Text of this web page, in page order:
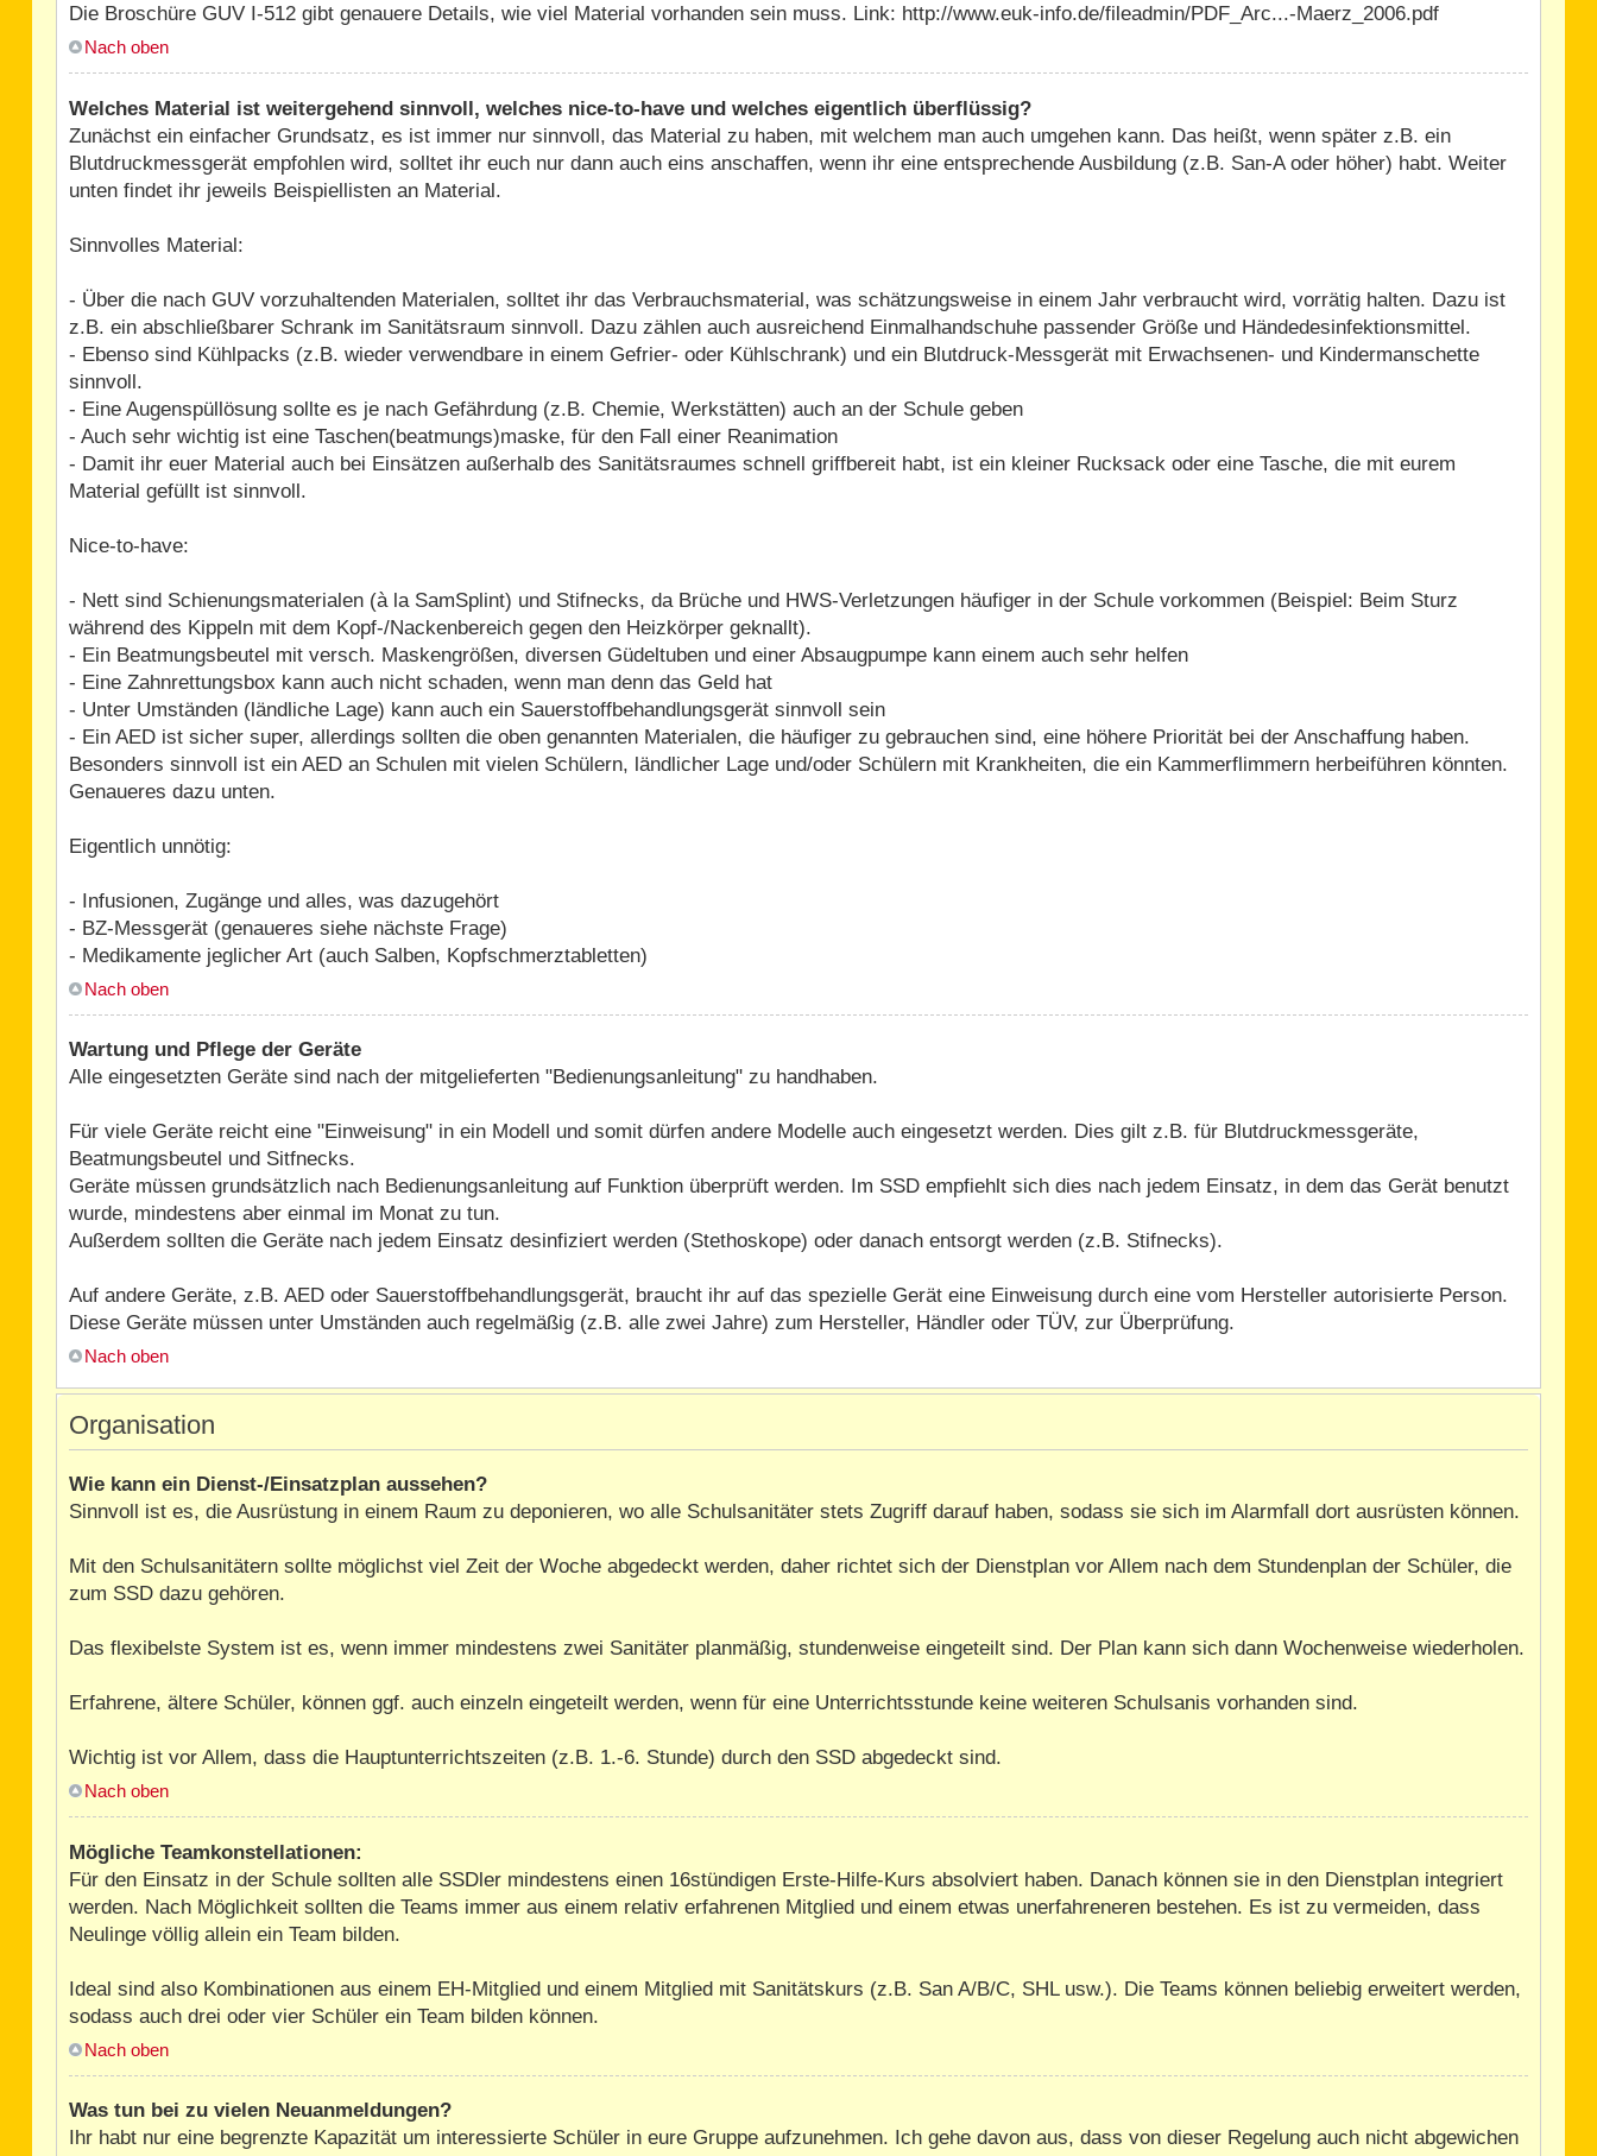
Die Broschüre GUV I-512 gibt genauere Details, wie viel Material vorhanden sein muss. Link: http://www.euk-info.de/fileadmin/PDF_Arc...-Maerz_2006.pdf
Nach oben
Welches Material ist weitergehend sinnvoll, welches nice-to-have und welches eigentlich überflüssig?
Zunächst ein einfacher Grundsatz, es ist immer nur sinnvoll, das Material zu haben, mit welchem man auch umgehen kann. Das heißt, wenn später z.B. ein
Blutdruckmessgerät empfohlen wird, solltet ihr euch nur dann auch eins anschaffen, wenn ihr eine entsprechende Ausbildung (z.B. San-A oder höher) habt. Weiter
unten findet ihr jeweils Beispiellisten an Material.
Sinnvolles Material:
- Über die nach GUV vorzuhaltenden Materialen, solltet ihr das Verbrauchsmaterial, was schätzungsweise in einem Jahr verbraucht wird, vorrätig halten. Dazu ist
z.B. ein abschließbarer Schrank im Sanitätsraum sinnvoll. Dazu zählen auch ausreichend Einmalhandschuhe passender Größe und Händedesinfektionsmittel.
- Ebenso sind Kühlpacks (z.B. wieder verwendbare in einem Gefrier- oder Kühlschrank) und ein Blutdruck-Messgerät mit Erwachsenen- und Kindermanschette
sinnvoll.
- Eine Augenspüllösung sollte es je nach Gefährdung (z.B. Chemie, Werkstätten) auch an der Schule geben
- Auch sehr wichtig ist eine Taschen(beatmungs)maske, für den Fall einer Reanimation
- Damit ihr euer Material auch bei Einsätzen außerhalb des Sanitätsraumes schnell griffbereit habt, ist ein kleiner Rucksack oder eine Tasche, die mit eurem
Material gefüllt ist sinnvoll.
Nice-to-have:
- Nett sind Schienungsmaterialen (à la SamSplint) und Stifnecks, da Brüche und HWS-Verletzungen häufiger in der Schule vorkommen (Beispiel: Beim Sturz
während des Kippeln mit dem Kopf-/Nackenbereich gegen den Heizkörper geknallt).
- Ein Beatmungsbeutel mit versch. Maskengrößen, diversen Güdeltuben und einer Absaugpumpe kann einem auch sehr helfen
- Eine Zahnrettungsbox kann auch nicht schaden, wenn man denn das Geld hat
- Unter Umständen (ländliche Lage) kann auch ein Sauerstoffbehandlungsgerät sinnvoll sein
- Ein AED ist sicher super, allerdings sollten die oben genannten Materialen, die häufiger zu gebrauchen sind, eine höhere Priorität bei der Anschaffung haben.
Besonders sinnvoll ist ein AED an Schulen mit vielen Schülern, ländlicher Lage und/oder Schülern mit Krankheiten, die ein Kammerflimmern herbeiführen könnten.
Genaueres dazu unten.
Eigentlich unnötig:
- Infusionen, Zugänge und alles, was dazugehört
- BZ-Messgerät (genaueres siehe nächste Frage)
- Medikamente jeglicher Art (auch Salben, Kopfschmerztabletten)
Nach oben
Wartung und Pflege der Geräte
Alle eingesetzten Geräte sind nach der mitgelieferten "Bedienungsanleitung" zu handhaben.
Für viele Geräte reicht eine "Einweisung" in ein Modell und somit dürfen andere Modelle auch eingesetzt werden. Dies gilt z.B. für Blutdruckmessgeräte,
Beatmungsbeutel und Sitfnecks.
Geräte müssen grundsätzlich nach Bedienungsanleitung auf Funktion überprüft werden. Im SSD empfiehlt sich dies nach jedem Einsatz, in dem das Gerät benutzt
wurde, mindestens aber einmal im Monat zu tun.
Außerdem sollten die Geräte nach jedem Einsatz desinfiziert werden (Stethoskope) oder danach entsorgt werden (z.B. Stifnecks).
Auf andere Geräte, z.B. AED oder Sauerstoffbehandlungsgerät, braucht ihr auf das spezielle Gerät eine Einweisung durch eine vom Hersteller autorisierte Person.
Diese Geräte müssen unter Umständen auch regelmäßig (z.B. alle zwei Jahre) zum Hersteller, Händler oder TÜV, zur Überprüfung.
Nach oben
Organisation
Wie kann ein Dienst-/Einsatzplan aussehen?
Sinnvoll ist es, die Ausrüstung in einem Raum zu deponieren, wo alle Schulsanitäter stets Zugriff darauf haben, sodass sie sich im Alarmfall dort ausrüsten können.
Mit den Schulsanitätern sollte möglichst viel Zeit der Woche abgedeckt werden, daher richtet sich der Dienstplan vor Allem nach dem Stundenplan der Schüler, die
zum SSD dazu gehören.
Das flexibelste System ist es, wenn immer mindestens zwei Sanitäter planmäßig, stundenweise eingeteilt sind. Der Plan kann sich dann Wochenweise wiederholen.
Erfahrene, ältere Schüler, können ggf. auch einzeln eingeteilt werden, wenn für eine Unterrichtsstunde keine weiteren Schulsanis vorhanden sind.
Wichtig ist vor Allem, dass die Hauptunterrichtszeiten (z.B. 1.-6. Stunde) durch den SSD abgedeckt sind.
Nach oben
Mögliche Teamkonstellationen:
Für den Einsatz in der Schule sollten alle SSDler mindestens einen 16stündigen Erste-Hilfe-Kurs absolviert haben. Danach können sie in den Dienstplan integriert
werden. Nach Möglichkeit sollten die Teams immer aus einem relativ erfahrenen Mitglied und einem etwas unerfahreneren bestehen. Es ist zu vermeiden, dass
Neulinge völlig allein ein Team bilden.
Ideal sind also Kombinationen aus einem EH-Mitglied und einem Mitglied mit Sanitätskurs (z.B. San A/B/C, SHL usw.). Die Teams können beliebig erweitert werden,
sodass auch drei oder vier Schüler ein Team bilden können.
Nach oben
Was tun bei zu vielen Neuanmeldungen?
Ihr habt nur eine begrenzte Kapazität um interessierte Schüler in eure Gruppe aufzunehmen. Ich gehe davon aus, dass von dieser Regelung auch nicht abgewichen